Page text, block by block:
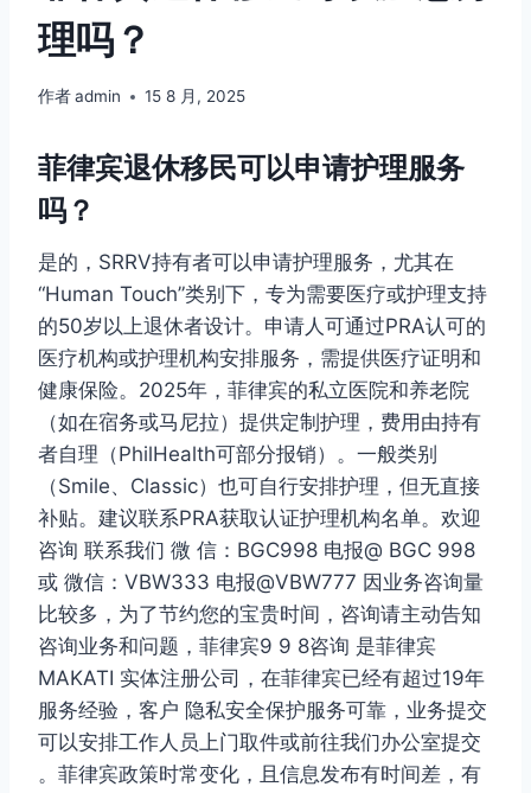
理吗？
作者admin 15 8 月, 2025
菲律宾退休移民可以申请护理服务
吗？
是的，SRRV持有者可以申请护理服务，尤其在
“Human Touch”类别下，专为需要医疗或护理支持
的50岁以上退休者设计。申请人可通过PRA认可的
医疗机构或护理机构安排服务，需提供医疗证明和
健康保险。2025年，菲律宾的私立医院和养老院
（如在宿务或马尼拉）提供定制护理，费用由持有
者自理（PhilHealth可部分报销）。一般类别
（Smile、Classic）也可自行安排护理，但无直接
补贴。建议联系PRA获取认证护理机构名单。欢迎
咨询 联系我们 微 信：BGC998 电报@ BGC 998
或 微信：VBW333 电报@VBW777 因业务咨询量
比较多，为了节约您的宝贵时间，咨询请主动告知
咨询业务和问题，菲律宾9 9 8咨询 是菲律宾
MAKATI 实体注册公司，在菲律宾已经有超过19年
服务经验，客户 隐私安全保护服务可靠，业务提交
可以安排工作人员上门取件或前往我们办公室提交
。菲律宾政策时常变化，且信息发布有时间差，有